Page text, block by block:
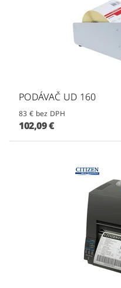
PODÁVAČ UD 160
83 € bez DPH
102,09 €